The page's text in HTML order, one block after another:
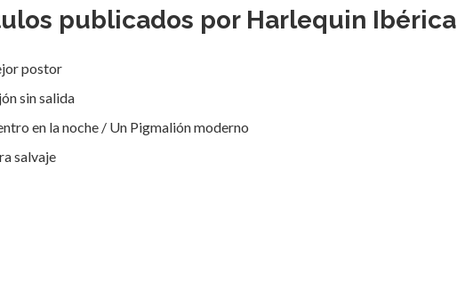
publicados por Harlequin Ibérica
postor
sin salida
en la noche / Un Pigmalión moderno
salvaje